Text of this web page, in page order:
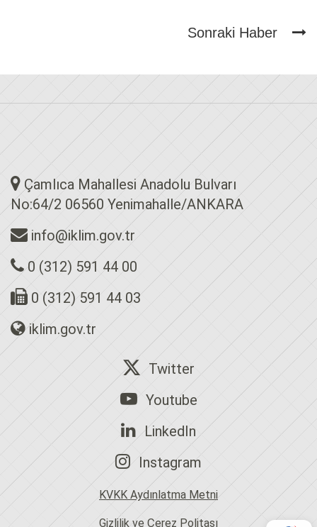
Sonraki Haber
Çamlıca Mahallesi Anadolu Bulvarı
No:64/2 06560 Yenimahalle/ANKARA
info@iklim.gov.tr
0 (312) 591 44 00
0 (312) 591 44 03
iklim.gov.tr
Twitter
Youtube
LinkedIn
Instagram
KVKK Aydınlatma Metni
Gizlilik ve Çerez Politası